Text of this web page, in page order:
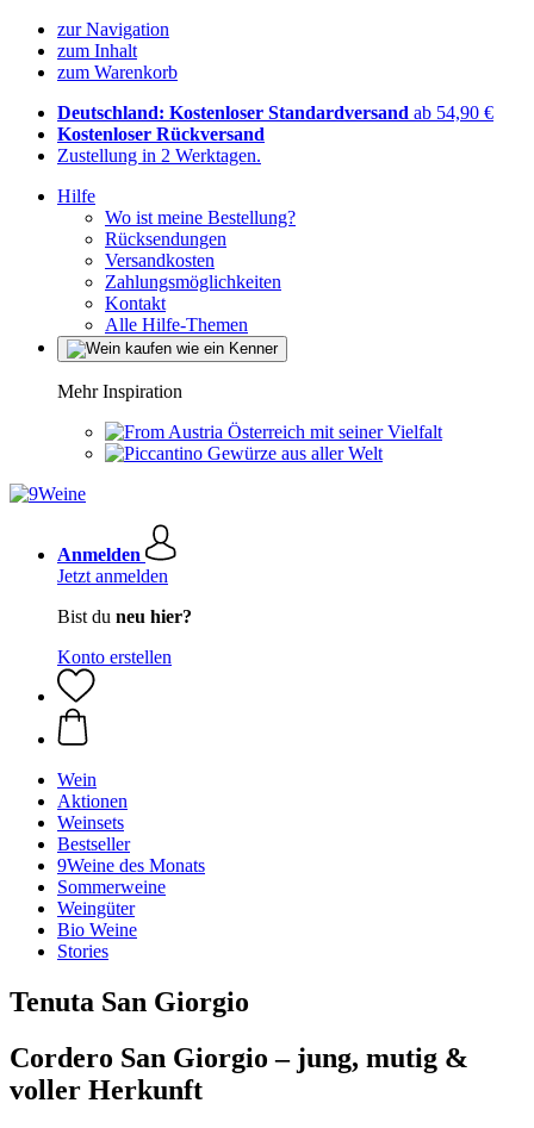
zur Navigation
zum Inhalt
zum Warenkorb
Deutschland: Kostenloser Standardversand ab 54,90 €
Kostenloser Rückversand
Zustellung in 2 Werktagen.
Hilfe
Wo ist meine Bestellung?
Rücksendungen
Versandkosten
Zahlungsmöglichkeiten
Kontakt
Alle Hilfe-Themen
Mehr Inspiration
Österreich mit seiner Vielfalt
Gewürze aus aller Welt
Anmelden
Jetzt anmelden
Bist du neu hier?
Konto erstellen
Wein
Aktionen
Weinsets
Bestseller
9Weine des Monats
Sommerweine
Weingüter
Bio Weine
Stories
Tenuta San Giorgio
Cordero San Giorgio – jung, mutig &
voller Herkunft